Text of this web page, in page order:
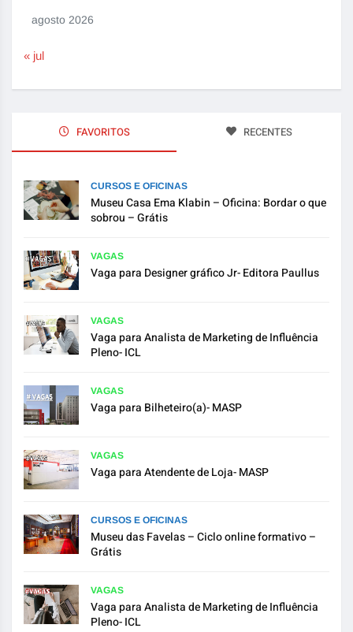
agosto 2026
« jul
FAVORITOS RECENTES
CURSOS E OFICINAS
Museu Casa Ema Klabin – Oficina: Bordar o que
sobrou – Grátis
VAGAS
Vaga para Designer gráfico Jr- Editora Paullus
VAGAS
Vaga para Analista de Marketing de Influência
Pleno- ICL
VAGAS
Vaga para Bilheteiro(a)- MASP
VAGAS
Vaga para Atendente de Loja- MASP
CURSOS E OFICINAS
Museu das Favelas – Ciclo online formativo –
Grátis
VAGAS
Vaga para Analista de Marketing de Influência
Pleno- ICL